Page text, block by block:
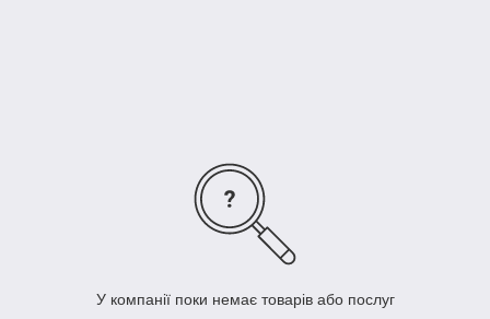
У компанії поки немає товарів або послуг